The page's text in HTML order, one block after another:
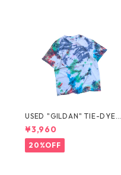
USED "GILDAN" TIE-DYE
EE
¥3,960
20%OFF